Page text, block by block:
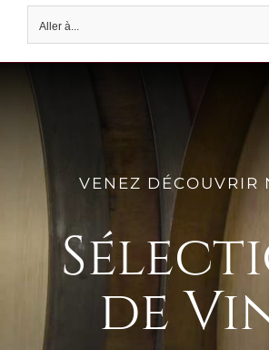
Aller à...
VENEZ DÉCOUVRIR
de